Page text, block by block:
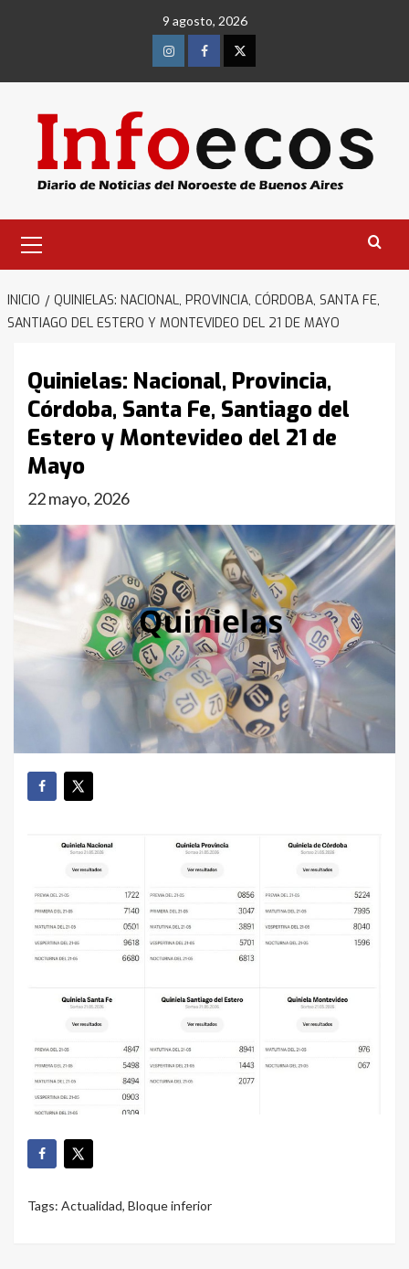
9 agosto, 2026
InstagramFacebookTwitter
primario
INICIO
QUINIELAS: NACIONAL, PROVINCIA, CÓRDOBA, SANTA FE,
SANTIAGO DEL ESTERO Y MONTEVIDEO DEL 21 DE MAYO
Quinielas: Nacional, Provincia,
Córdoba, Santa Fe, Santiago del
Estero y Montevideo del 21 de
Mayo
22 mayo, 2026
Tags: Actualidad, Bloque inferior